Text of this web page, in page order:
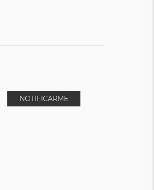
NOTIFICARME